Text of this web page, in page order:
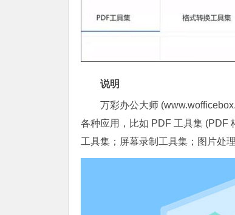
说明
万彩办公大师
各种应用，比如 PDF 工具集 (PDF
工具集；屏幕录制工具集；图片处